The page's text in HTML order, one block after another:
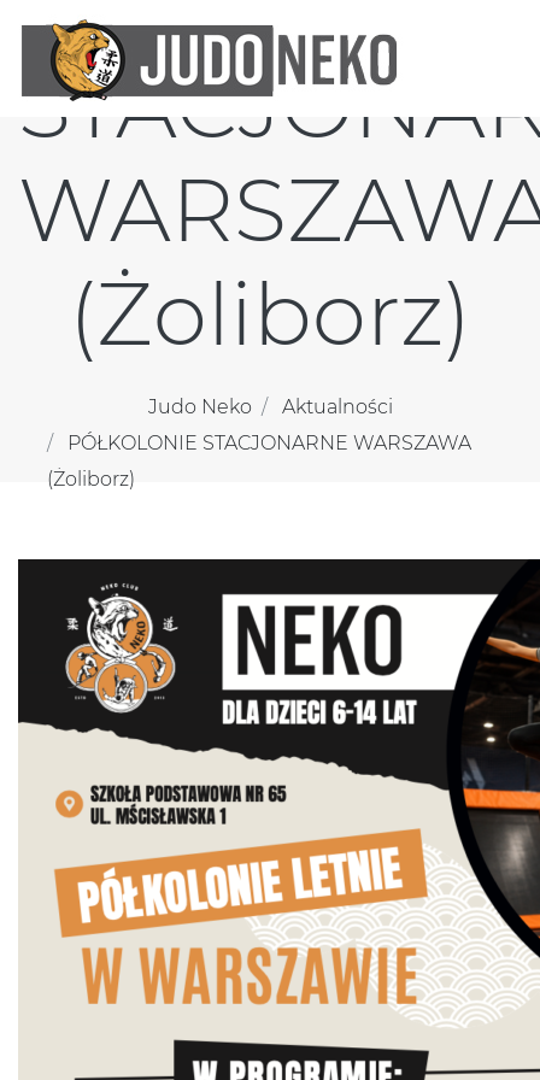
(Żoliborz)
Judo Neko
Aktualności
PÓŁKOLONIE STACJONARNE WARSZAWA
(Żoliborz)